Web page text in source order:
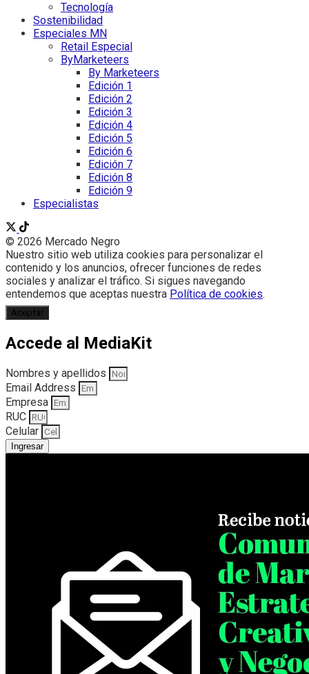
Tecnología
Sostenibilidad
Especiales MN
Retail Especial
ByMarketeers
By Marketeers
Edición 1
Edición 2
Edición 3
Edición 4
Edición 5
Edición 6
Edición 7
Edición 8
Edición 9
Especialistas
© 2026 Mercado Negro
Nuestro sitio web utiliza cookies para personalizar el
contenido y los anuncios, ofrecer funciones de redes
sociales y analizar el tráfico. Si sigues navegando
entendemos que aceptas nuestra Política de cookies.
Aceptar
Accede al MediaKit
Nombres y apellidos
Email Address
Empresa
RUC
Celular
Ingresar